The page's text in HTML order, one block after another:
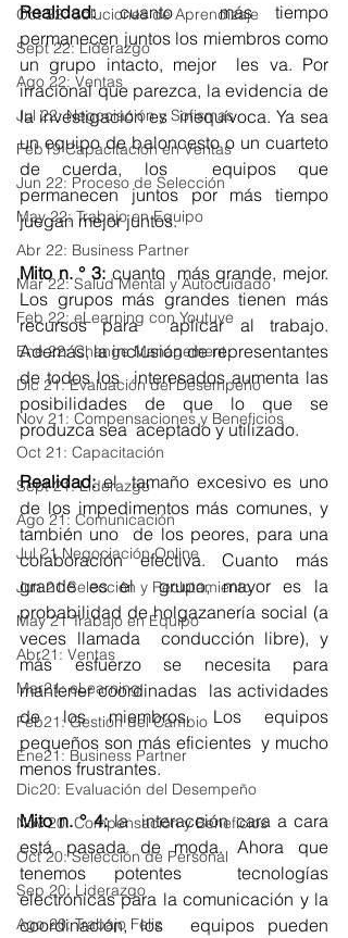
Oct 22: Soluciones de Aprendizaje
Sept 22: Liderazgo
Ago 22: Ventas
Jul 22: Negociación y Sofismas
Feb19 Capacitación en Ventas
Jun 22: Proceso de Selección
May 22: Trabajo en Equipo
Abr 22: Business Partner
Mar 22: Salud Mental y Autocuidado
Feb 22: eLearning con Youtuve
Ene 22: Change Management
Dic 21: Evaluación del Desempeño
Nov 21: Compensaciones y Beneficios
Oct 21: Capacitación
Sept 21: Liderazgo
Ago 21: Comunicación
Jul 21 Negociación Online
Jun 21 Selección y Reclutamiento
May 21 Trabajo en Equipo
Abr21: Ventas
Mar21: eLearning
Feb21: Gestión del Cambio
Ene21: Business Partner
Dic20: Evaluación del Desempeño
Nov 20: Compensación y Beneficios
Oct 20: Selección de Personal
Sep 20: Liderazgo
Ago 20: Trabajo Feliz
Realidad: cuanto  más tiempo
permanecen juntos los miembros como
un grupo intacto, mejor  les va. Por
irracional que parezca, la evidencia de
la investigación es  inequívoca. Ya sea
un equipo de baloncesto o un cuarteto
de cuerda, los  equipos que
permanecen juntos por más tiempo
juegan mejor juntos.
Mito n. ° 3: cuanto  más grande, mejor.
Los grupos más grandes tienen más
recursos para  aplicar al trabajo.
Además, la inclusión de representantes
de todos los  interesados aumenta las
posibilidades de que lo que se
produzca sea  aceptado y utilizado.
Realidad: el  tamaño excesivo es uno
de los impedimentos más comunes, y
también uno  de los peores, para una
colaboración efectiva. Cuanto más
grande es el  grupo, mayor es la
probabilidad de holgazanería social (a
veces llamada  conducción libre), y
más esfuerzo se necesita para
mantener coordinadas  las actividades
de los miembros. Los equipos
pequeños son más eficientes  y mucho
menos frustrantes.
Mito n. ° 4: la  interacción cara a cara
está pasada de moda. Ahora que
tenemos potentes  tecnologías
electrónicas para la comunicación y la
coordinación, los  equipos pueden